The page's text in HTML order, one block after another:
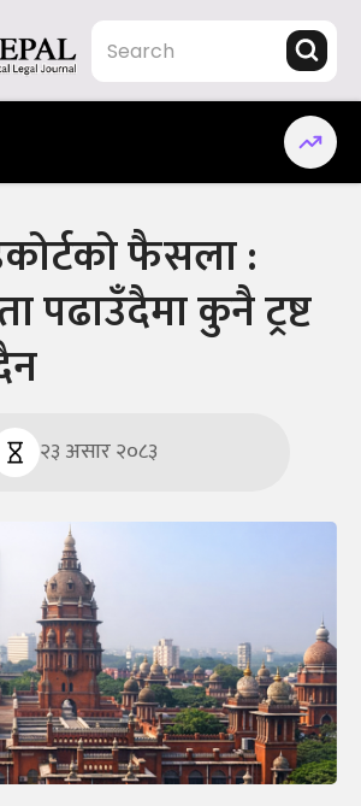
फैसला :
पढाउँदैमा कुनै ट्रष्ट
२३ असार २०८३